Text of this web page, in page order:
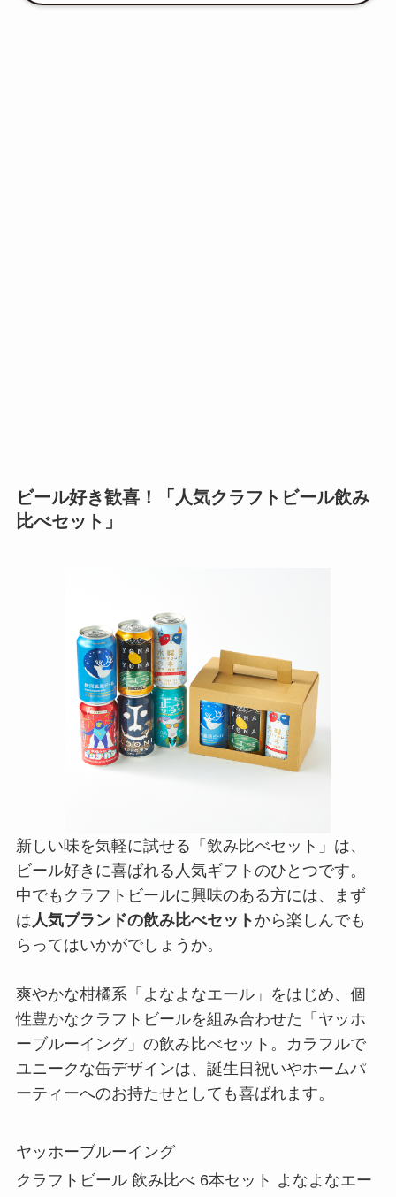
ビール好き歓喜！「人気クラフトビール飲み
比べセット」
新しい味を気軽に試せる「飲み比べセット」は、
ビール好きに喜ばれる人気ギフトのひとつです。
中でもクラフトビールに興味のある方には、まず
は 人気ブランドの飲み比べセット から楽しんでも
らってはいかがでしょうか。
爽やかな柑橘系「よなよなエール」をはじめ、個
性豊かなクラフトビールを組み合わせた「ヤッホ
ーブルーイング」の飲み比べセット。カラフルで
ユニークな缶デザインは、誕生日祝いやホームパ
ーティーへのお持たせとしても喜ばれます。
ヤッホーブルーイング
クラフトビール 飲み比べ 6本セット よなよなエー